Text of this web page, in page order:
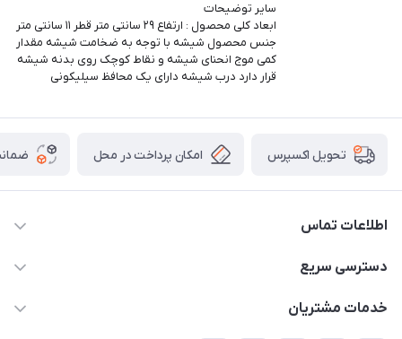
سایر توضیحات
ابعاد کلی محصول : ارتفاع ۲۹ سانتی متر قطر ۱۱ سانتی متر
جنس محصول شیشه با توجه به ضخامت شیشه مقدار
کمی موج انحنای شیشه و نقاط کوچک روی بدنه شیشه
قرار دارد درب شیشه دارای یک محافظ سیلیکونی
تحویل اکسپرس امکان پرداخت در محل
اطلاعات تماس
09165044753
دسترسی سریع
حساب کاربری
خدمات مشتریان